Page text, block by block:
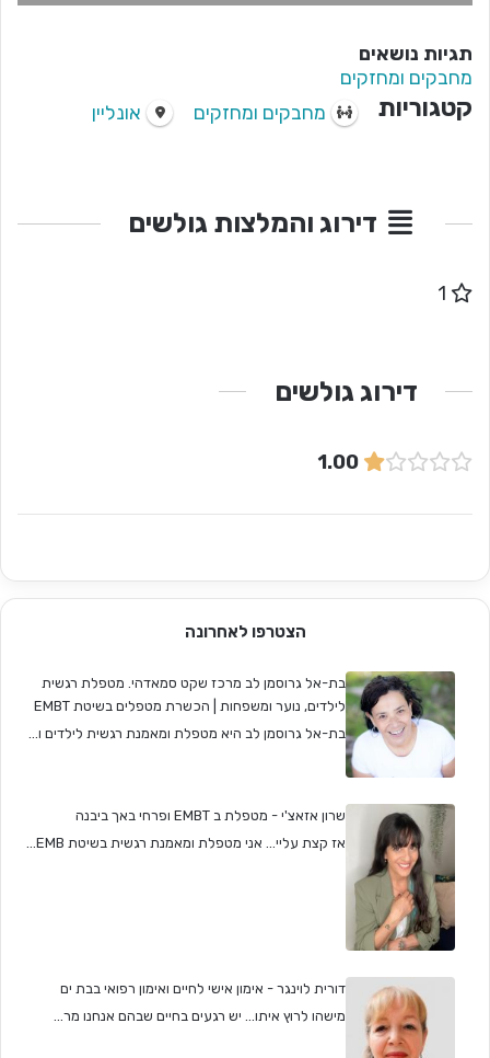
תגיות נושאים
מחבקים ומחזקים
קטגוריות מחבקים ומחזקים אונליין
דירוג והמלצות גולשים
דירוג גולשים
1.00
הצטרפו לאחרונה
בת-אל גרוסמן לב מרכז שקט סמאדהי. מטפלת רגשית
לילדים, נוער ומשפחות | הכשרת מטפלים בשיטת EMBT
בת-אל גרוסמן לב היא מטפלת ומאמנת רגשית לילדים ו...
שרון אזאצ'י - מטפלת ב EMBT ופרחי באך ביבנה
אז קצת עליי... אני מטפלת ומאמנת רגשית בשיטת EMB...
דורית לוינגר - אימון אישי לחיים ואימון רפואי בבת ים
מישהו לרוץ איתו... יש רגעים בחיים שבהם אנחנו מר...